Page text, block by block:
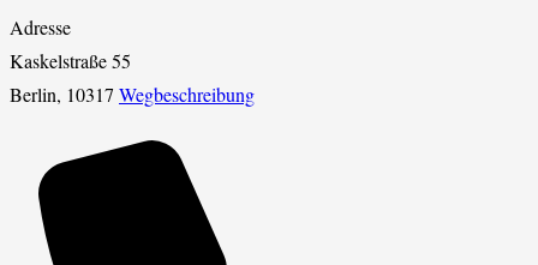
Adresse
Kaskelstraße 55
Berlin, 10317 Wegbeschreibung